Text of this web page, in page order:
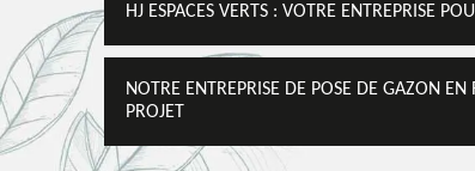
HJ ESPACES VERTS : VOTRE ENTREPRISE
NOTRE ENTREPRISE DE POSE DE GAZON
PROJET